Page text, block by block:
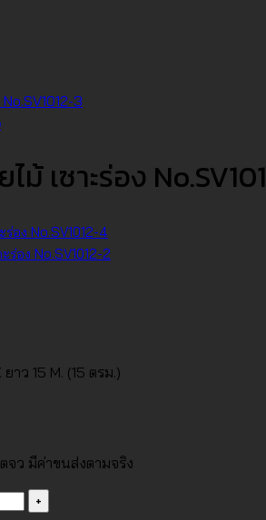
ม้ เซาะร่อง
าว 15 M. (15 ตรม.)
ว มีค่าขนส่งตามจริง